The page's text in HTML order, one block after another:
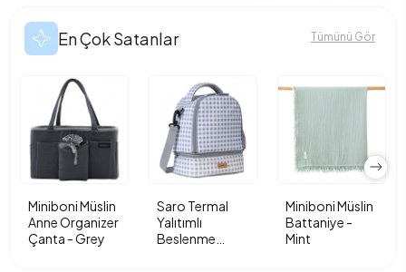
En Çok Satanlar Tümünü Gör
Miniboni Müslin
Anne Organizer
Çanta - Grey
Saro Termal
Yalıtımlı
Beslenme
Miniboni Müslin
Battaniye -
Mint